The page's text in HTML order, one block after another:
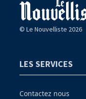
© Le Nouvelliste 2026
LES SERVICES
Contactez nous